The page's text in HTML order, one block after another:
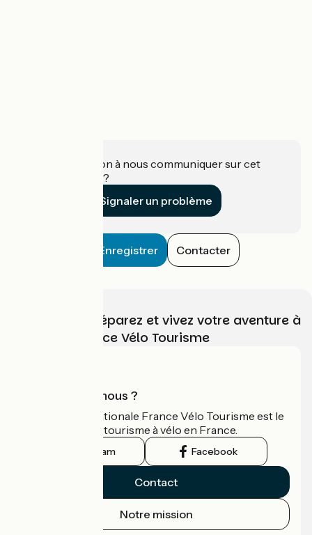
Une information à nous communiquer sur cet
établissement ?
Signaler un problème
Enregistrer Contacter
Choisissez, préparez et vivez votre aventure à
vélo avec France Vélo Tourisme
Qui sommes-nous ?
L'association nationale France Vélo Tourisme est le
guide officiel du tourisme à vélo en France.
Instagram Facebook
Contact
Notre mission